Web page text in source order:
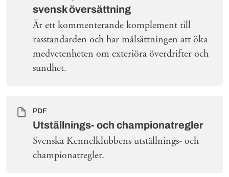
svensk översättning
Är ett kommenterande komplement till
rasstandarden och har målsättningen att öka
medvetenheten om exteriöra överdrifter och
sundhet.
PDF
Utställnings- och championatregler
Svenska Kennelklubbens utställnings- och
championatregler.